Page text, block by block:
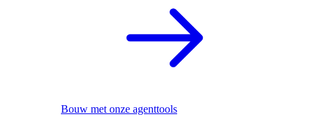
Bouw met onze agenttools